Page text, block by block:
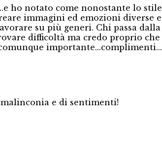
ho notato come nonostante lo stile
immagini ed emozioni diverse e
su più generi. Chi passa dalla
difficoltà ma credo proprio che
importante...complimenti...
e di sentimenti!